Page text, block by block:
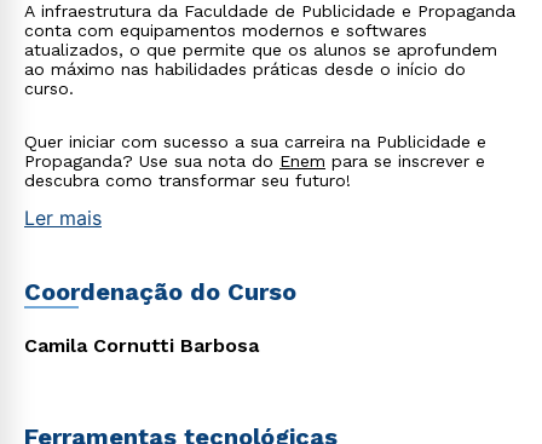
A infraestrutura da Faculdade de Publicidade e Propaganda
conta com equipamentos modernos e softwares
atualizados, o que permite que os alunos se aprofundem
ao máximo nas habilidades práticas desde o início do
curso.
Quer iniciar com sucesso a sua carreira na Publicidade e
Propaganda? Use sua nota do Enem para se inscrever e
descubra como transformar seu futuro!
Ler mais
Coordenação do Curso
Camila Cornutti Barbosa
Ferramentas tecnológicas